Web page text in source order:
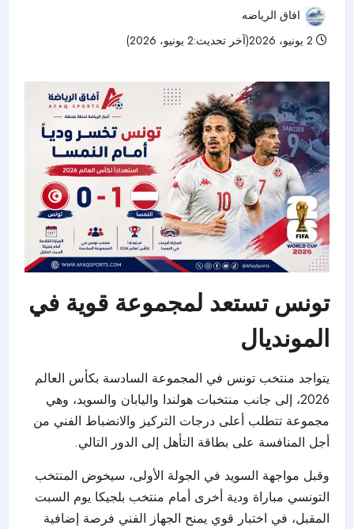
افاق الرياضه
تونس تستعد لمجموعة قوية في
المونديال
يتواجد منتخب تونس في المجموعة السادسة بكأس العالم
2026، إلى جانب منتخبات هولندا واليابان والسويد، وهي
مجموعة تتطلب أعلى درجات التركيز والانضباط الفني من
أجل المنافسة على بطاقة التأهل إلى الدور التالي.
وقبل مواجهة السويد في الجولة الأولى، سيخوض المنتخب
التونسي مباراة ودية أخرى أمام منتخب بلجيكا يوم السبت
المقبل، في اختبار قوي يمنح الجهاز الفني فرصة إضافية